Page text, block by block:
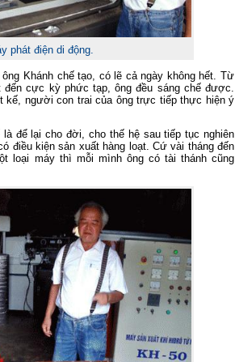
phát điện di động.
Khánh chế tạo, có lẽ cả ngày không hết. Từ
đến cực kỳ phức tạp, ông đều sáng chế được.
kế, người con trai của ông trực tiếp thực hiện ý
là để lại cho đời, cho thế hệ sau tiếp tục nghiên
điều kiện sản xuất hàng loạt. Cứ vài tháng đến
loại máy thì mỗi mình ông có tài thánh cũng